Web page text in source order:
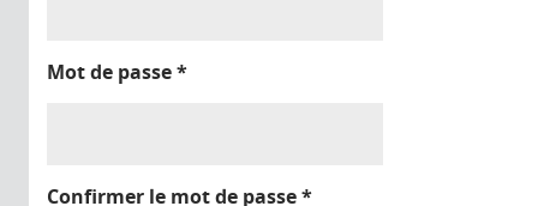
Mot de passe*
Confirmer le mot de passe*